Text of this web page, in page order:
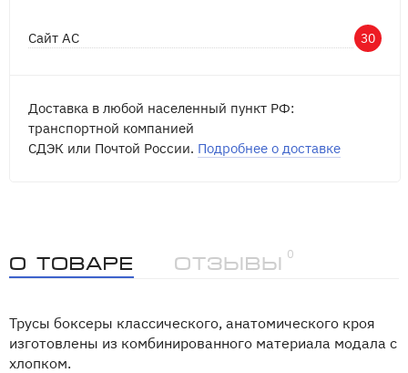
Сайт АС 30
Доставка в любой населенный пункт РФ:
транспортной компанией
СДЭК или Почтой России. Подробнее о доставке
О товаре Отзывы
0
Трусы боксеры классического, анатомического кроя
изготовлены из комбинированного материала модала с
хлопком.